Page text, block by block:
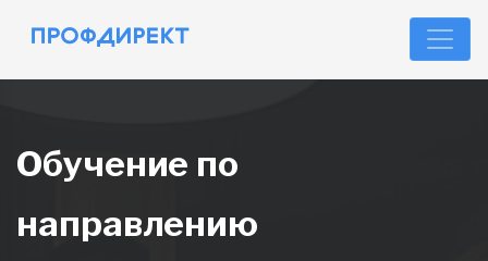
Обучение по
направлению